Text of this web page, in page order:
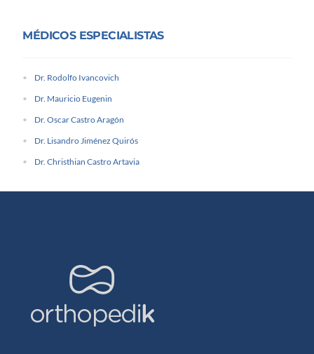
MÉDICOS ESPECIALISTAS
Dr. Rodolfo Ivancovich
Dr. Mauricio Eugenin
Dr. Oscar Castro Aragón
Dr. Lisandro Jiménez Quirós
Dr. Christhian Castro Artavia